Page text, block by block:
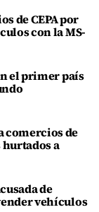
de CEPA por
con la MS-
el primer país
comercios de
a
de
vehículos